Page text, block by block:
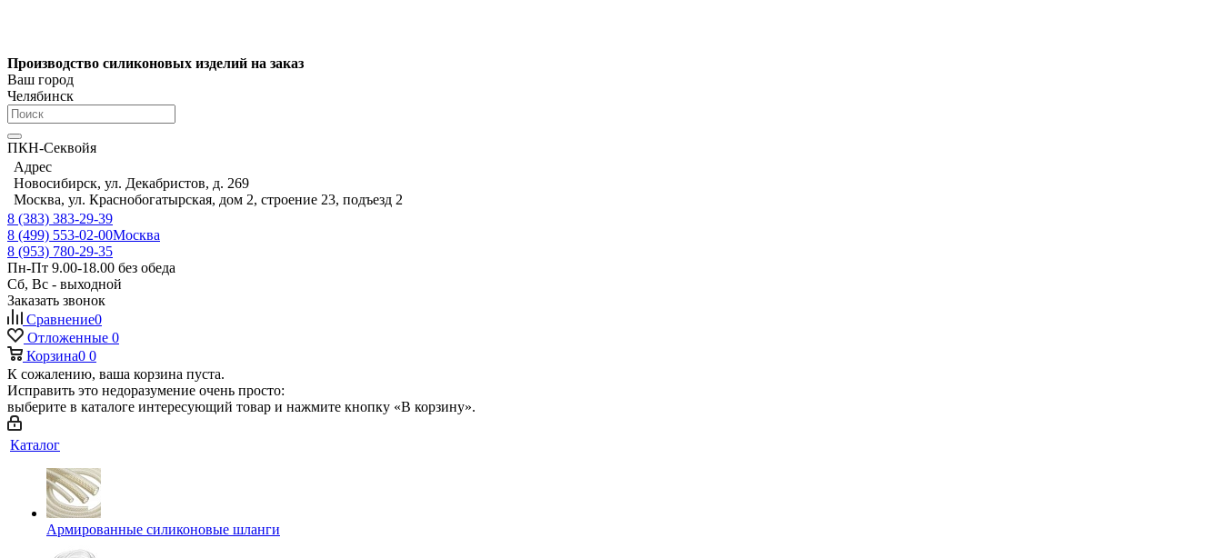
Производство силиконовых изделий на заказ
Ваш город
Челябинск
ПКН-Секвойя
Адрес
Новосибирск, ул. Декабристов, д. 269
Москва, ул. Краснобогатырская, дом 2, строение 23, подъезд 2
8 (383) 383-29-39
8 (499) 553-02-00Москва
8 (953) 780-29-35
Пн-Пт 9.00-18.00 без обеда
Сб, Вс - выходной
Заказать звонок
Сравнение0
Отложенные 0
Корзина0 0
К сожалению, ваша корзина пуста.
Исправить это недоразумение очень просто:
выберите в каталоге интересующий товар и нажмите кнопку «В корзину».
Каталог
Армированные силиконовые шланги